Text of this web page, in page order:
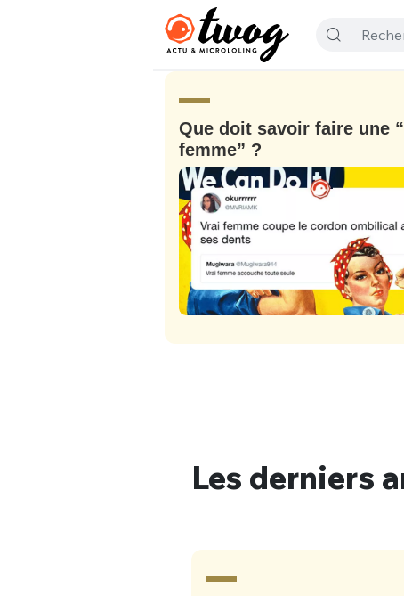
Que doit savoir faire une
femme” ?
Les derniers